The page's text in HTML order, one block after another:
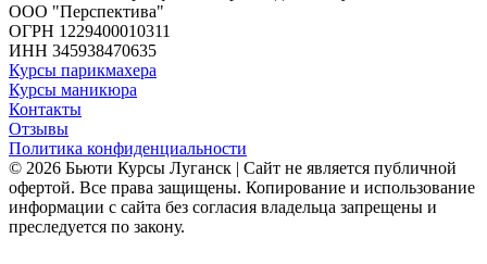
ООО "Перспектива"
ОГРН 1229400010311
ИНН 345938470635
Курсы парикмахера
Курсы маникюра
Контакты
Отзывы
Политика конфиденциальности
© 2026 Бьюти Курсы Луганск | Сайт не является публичной
офертой. Все права защищены. Копирование и использование
информации с сайта без согласия владельца запрещены и
преследуется по закону.